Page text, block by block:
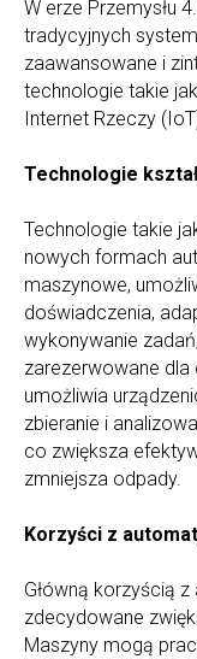
W erze Przemysłu
tradycyjnych
zaawansowane i
technologie takie
Internet Rzeczy
Technologie
Technologie takie
nowych formach
maszynowe,
doświadczenia,
wykonywanie
zarezerwowane dla
umożliwia
zbieranie i
co zwiększa
zmniejsza odpady.
Korzyści z
Główną korzyścią
zdecydowane
Maszyny mogą